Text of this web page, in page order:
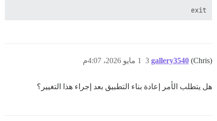
exit
gallery3540 (Chris) 1 مايو 2026، 4:07م 3
هل يتطلب الأمر إعادة بناء التطبيق بعد إجراء هذا التغيير؟